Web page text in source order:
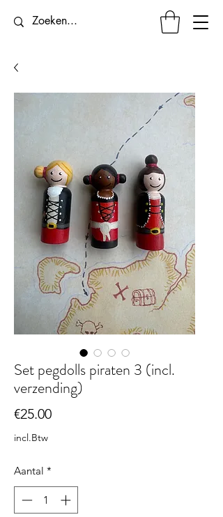
Set pegdolls piraten 3 (incl.
verzending)
€25.00Prijs
incl.Btw
Aantal *